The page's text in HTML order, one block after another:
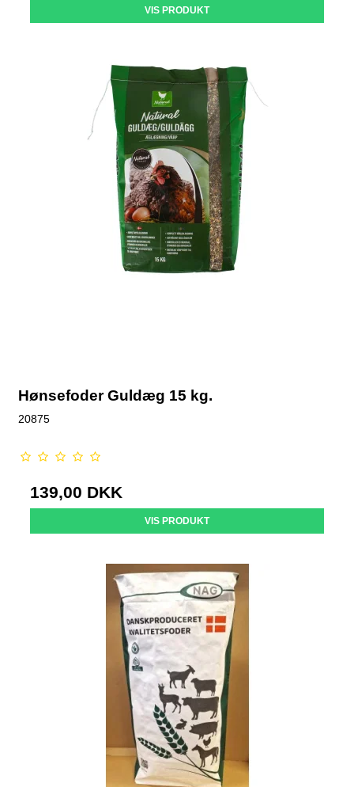
VIS PRODUKT
Hønsefoder Guldæg 15 kg.
20875
139,00 DKK
VIS PRODUKT